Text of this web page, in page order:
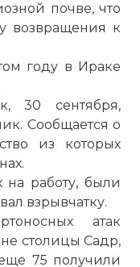
почве, что
возвращения к
году в Ираке
30 сентября,
Сообщается о
из которых
работу, были
взрывчатку.
атак
столицы Садр,
75 получили